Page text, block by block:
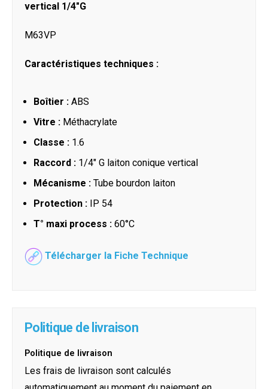
vertical 1/4"G
M63VP
Caractéristiques techniques :
Boîtier : ABS
Vitre : Méthacrylate
Classe : 1.6
Raccord : 1/4" G laiton conique vertical
Mécanisme : Tube bourdon laiton
Protection :
IP 54
T° maxi process : 60°C
Télécharger la Fiche Technique
Politique de livraison
Politique de livraison
Les frais de livraison sont calculés